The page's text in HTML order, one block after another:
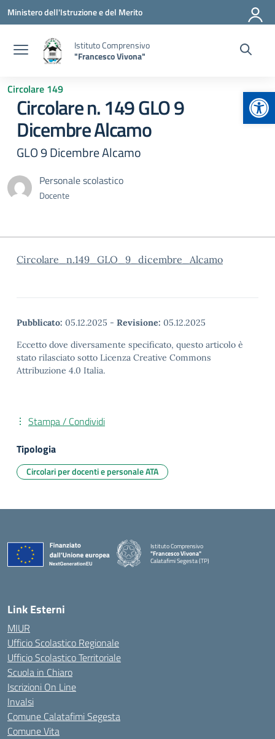
Vai ai contenuti
Vai al menu di navigazione
Vai al footer
Ministero dell'Istruzione e del Merito
Istituto Comprensivo
"Francesco Vivona"
Circolare 149
Circolare n. 149 GLO 9
Dicembre Alcamo
GLO 9 Dicembre Alcamo
Personale scolastico
Docente
Circolare_n.149_GLO_9_dicembre_Alcamo
Pubblicato: 05.12.2025 - Revisione: 05.12.2025
Eccetto dove diversamente specificato, questo articolo è
stato rilasciato sotto Licenza Creative Commons
Attribuzione 4.0 Italia.
Stampa / Condividi
Tipologia
Circolari per docenti e personale ATA
Istituto Comprensivo
"Francesco Vivona"
Calatafimi Segesta (TP)
— Visita la pagina iniziale della scuola
Link Esterni
MIUR
Ufficio Scolastico Regionale
Ufficio Scolastico Territoriale
Scuola in Chiaro
Iscrizioni On Line
Invalsi
Comune Calatafimi Segesta
Comune Vita